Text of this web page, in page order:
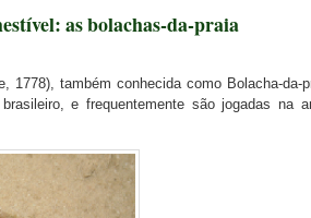
as bolachas-da-praia
1778), também conhecida como Bolacha-da-
e frequentemente são jogadas na